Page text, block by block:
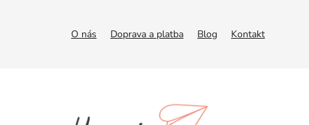
O nás Doprava a platba Blog Kontakt